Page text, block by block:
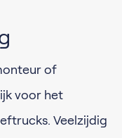
of
voor het
Veelzijdig